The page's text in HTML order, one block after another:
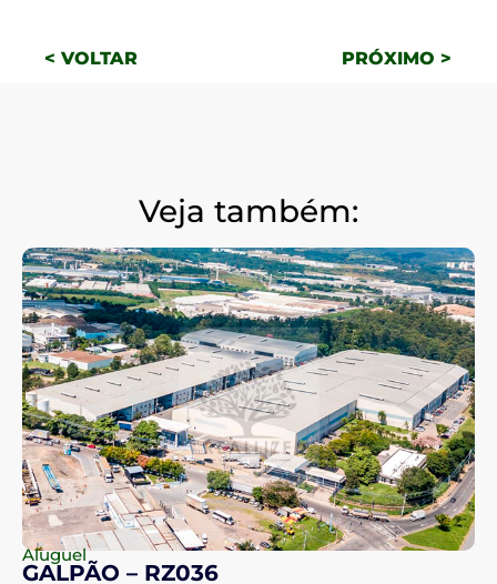
< VOLTAR PRÓXIMO >
Veja também:
Aluguel
GALPÃO – RZ036